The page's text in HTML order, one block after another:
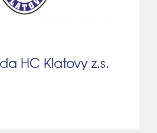
HC Klatovy z.s.